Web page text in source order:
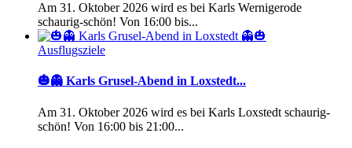
Am 31. Oktober 2026 wird es bei Karls Wernigerode
schaurig-schön! Von 16:00 bis...
Ausflugsziele
🎃👻 Karls Grusel-Abend in Loxstedt...
Am 31. Oktober 2026 wird es bei Karls Loxstedt schaurig-
schön! Von 16:00 bis 21:00...